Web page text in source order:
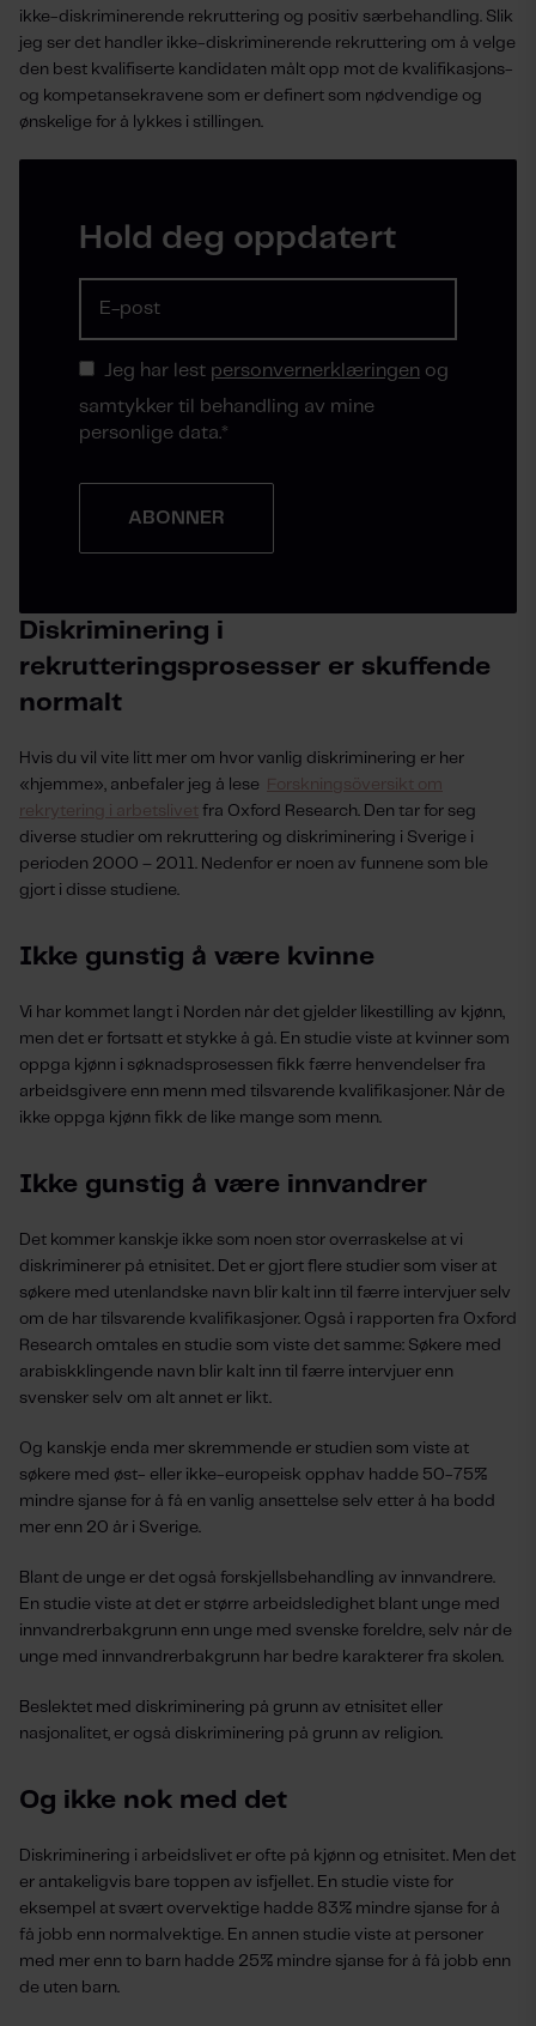
ikke-diskriminerende rekruttering og positiv særbehandling. Slik
jeg ser det handler ikke-diskriminerende rekruttering om å velge
den best kvalifiserte kandidaten målt opp mot de kvalifikasjons-
og kompetansekravene som er definert som nødvendige og
ønskelige for å lykkes i stillingen.
Hold deg oppdatert
Jeg har lest personvernerklæringen og
samtykker til behandling av mine
personlige data.*
Diskriminering i
rekrutteringsprosesser er skuffende
normalt
Hvis du vil vite litt mer om hvor vanlig diskriminering er her
«hjemme», anbefaler jeg å lese
Forskningsöversikt om
rekrytering i arbetslivet fra Oxford Research. Den tar for seg
diverse studier om rekruttering og diskriminering i Sverige i
perioden 2000 – 2011. Nedenfor er noen av funnene som ble
gjort i disse studiene.
Ikke gunstig å være kvinne
Vi har kommet langt i Norden når det gjelder likestilling av kjønn,
men det er fortsatt et stykke å gå. En studie viste at kvinner som
oppga kjønn i søknadsprosessen fikk færre henvendelser fra
arbeidsgivere enn menn med tilsvarende kvalifikasjoner. Når de
ikke oppga kjønn fikk de like mange som menn.
Ikke gunstig å være innvandrer
Det kommer kanskje ikke som noen stor overraskelse at vi
diskriminerer på etnisitet. Det er gjort flere studier som viser at
søkere med utenlandske navn blir kalt inn til færre intervjuer selv
om de har tilsvarende kvalifikasjoner. Også i rapporten fra Oxford
Research omtales en studie som viste det samme: Søkere med
arabiskklingende navn blir kalt inn til færre intervjuer enn
svensker selv om alt annet er likt.
Og kanskje enda mer skremmende er studien som viste at
søkere med øst- eller ikke-europeisk opphav hadde 50-75%
mindre sjanse for å få en vanlig ansettelse selv etter å ha bodd
mer enn 20 år i Sverige.
Blant de unge er det også forskjellsbehandling av innvandrere.
En studie viste at det er større arbeidsledighet blant unge med
innvandrerbakgrunn enn unge med svenske foreldre, selv når de
unge med innvandrerbakgrunn har bedre karakterer fra skolen.
Beslektet med diskriminering på grunn av etnisitet eller
nasjonalitet, er også diskriminering på grunn av religion.
Og ikke nok med det
Diskriminering i arbeidslivet er ofte på kjønn og etnisitet. Men det
er antakeligvis bare toppen av isfjellet. En studie viste for
eksempel at svært overvektige hadde 83% mindre sjanse for å
få jobb enn normalvektige. En annen studie viste at personer
med mer enn to barn hadde 25% mindre sjanse for å få jobb enn
de uten barn.